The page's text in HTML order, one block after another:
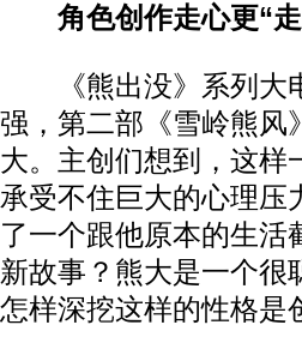
角色创作走心更“
《熊出没》系列大
强，第二部《雪岭熊风
大。主创们想到，这样
承受不住巨大的心理压
了一个跟他原本的生活
新故事？熊大是一个很
怎样深挖这样的性格是